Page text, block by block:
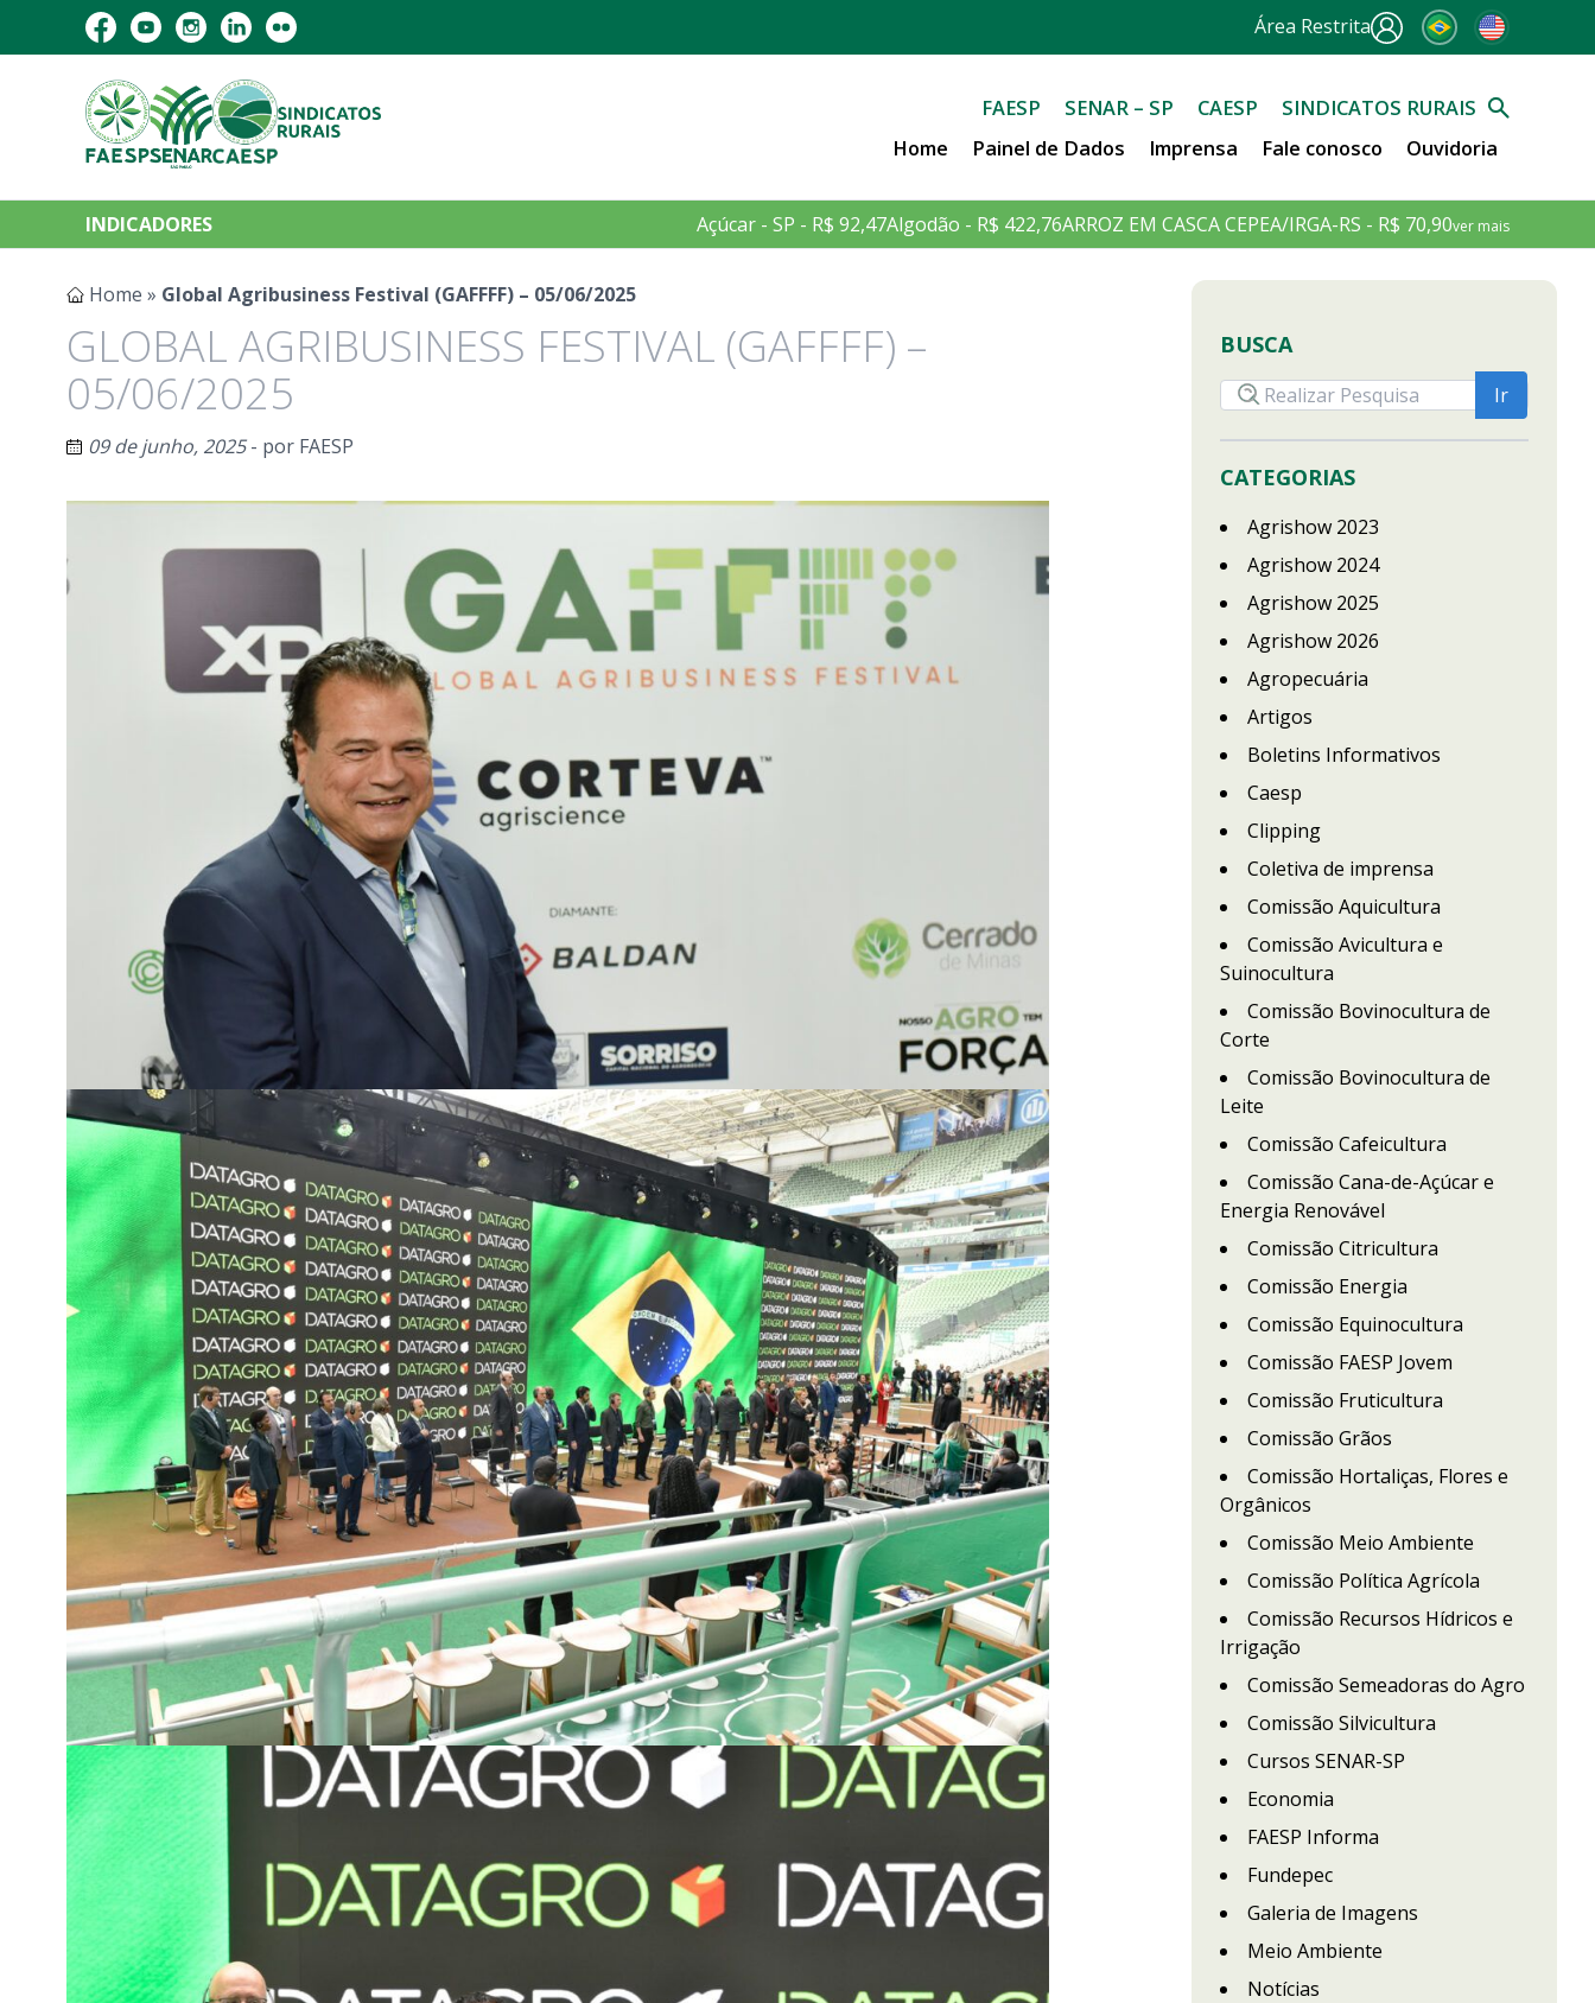
Área Restrita
FAESP SENAR – SP CAESP
SINDICATOS RURAIS
Home
Painel de Dados Imprensa Fale conosco Ouvidoria
INDICADORES Açúcar - SP - R$ 92,47Algodão - R$ 422,76ARROZ EM CASCA CEPEA/IRGA-RS - R$ 70,90ver mais
Home » Global Agribusiness Festival (GAFFFF) – 05/06/2025
GLOBAL AGRIBUSINESS FESTIVAL (GAFFFF) –
05/06/2025
09 de junho, 2025- por FAESP
BUSCA
CATEGORIAS
Agrishow 2023
Agrishow 2024
Agrishow 2025
Agrishow 2026
Agropecuária
Artigos
Boletins Informativos
Caesp
Clipping
Coletiva de imprensa
Comissão Aquicultura
Comissão Avicultura e
Suinocultura
Comissão Bovinocultura de
Corte
Comissão Bovinocultura de
Leite
Comissão Cafeicultura
Comissão Cana-de-Açúcar e
Energia Renovável
Comissão Citricultura
Comissão Energia
Comissão Equinocultura
Comissão FAESP Jovem
Comissão Fruticultura
Comissão Grãos
Comissão Hortaliças, Flores e
Orgânicos
Comissão Meio Ambiente
Comissão Política Agrícola
Comissão Recursos Hídricos e
Irrigação
Comissão Semeadoras do Agro
Comissão Silvicultura
Cursos SENAR-SP
Economia
FAESP Informa
Fundepec
Galeria de Imagens
Meio Ambiente
Notícias